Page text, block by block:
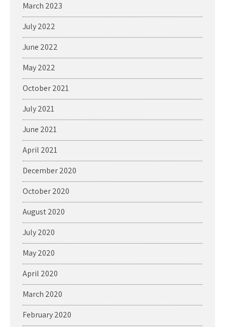
March 2023
July 2022
June 2022
May 2022
October 2021
July 2021
June 2021
April 2021
December 2020
October 2020
August 2020
July 2020
May 2020
April 2020
March 2020
February 2020